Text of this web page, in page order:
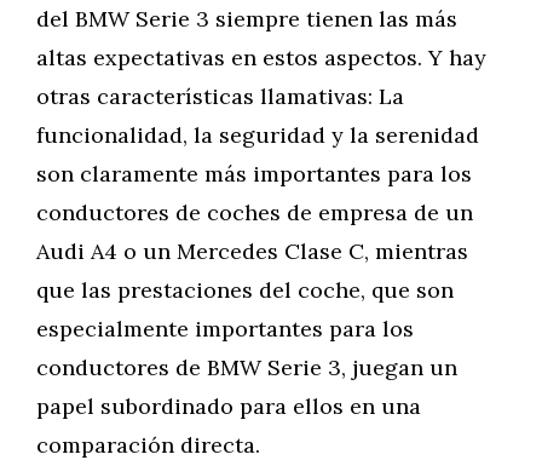
del BMW Serie 3 siempre tienen las más
altas expectativas en estos aspectos. Y hay
otras características llamativas: La
funcionalidad, la seguridad y la serenidad
son claramente más importantes para los
conductores de coches de empresa de un
Audi A4 o un Mercedes Clase C, mientras
que las prestaciones del coche, que son
especialmente importantes para los
conductores de BMW Serie 3, juegan un
papel subordinado para ellos en una
comparación directa.